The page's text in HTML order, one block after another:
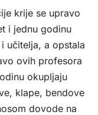
krije se upravo
i jednu godinu
učitelja, a opstala
ovih profesora
okupljaju
klape, bendove
dovode na